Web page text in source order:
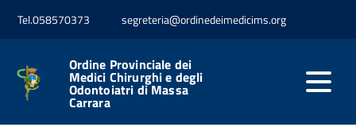
Tel.058570373 segreteria@ordinedeimedicims.org
Ordine Provinciale dei
Medici Chirurghi e degli
Odontoiatri di Massa
Carrara